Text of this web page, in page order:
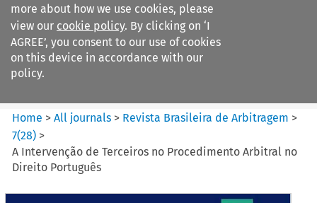
more about how we use cookies, please
view our cookie policy. By clicking on ‘I
AGREE’, you consent to our use of cookies
on this device in accordance with our
policy.
Revista Brasileira de
Arbitragem
Home >All journals > Revista Brasileira de Arbitragem >
7(28) >
A Intervenção de Terceiros no Procedimento Arbitral no
Direito Português